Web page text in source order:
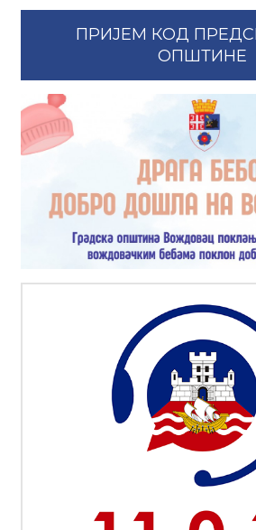
ПРИЈЕМ КОД
ОПШТИНЕ